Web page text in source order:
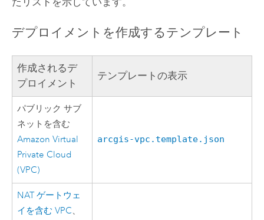
デプロイメントを作成するテンプレート
作成されるデ
プロイメント
テンプレートの表示
パブリック サブ
ネットを含む
Amazon Virtual
Private Cloud
(VPC)
arcgis-vpc.template.json
NAT ゲートウェ
イを含むVPC、